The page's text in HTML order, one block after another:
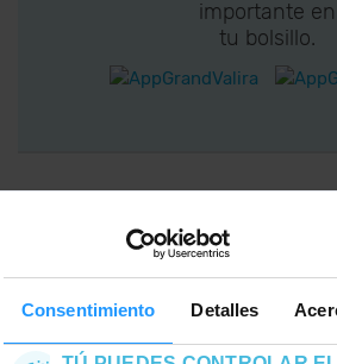
Consentimiento Detalles
importante en
tu bolsillo.
¡CONECTA CON
entérate de lo último el